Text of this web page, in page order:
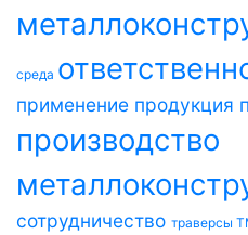
среда
применение продукция
производство
сотрудничество траверсы